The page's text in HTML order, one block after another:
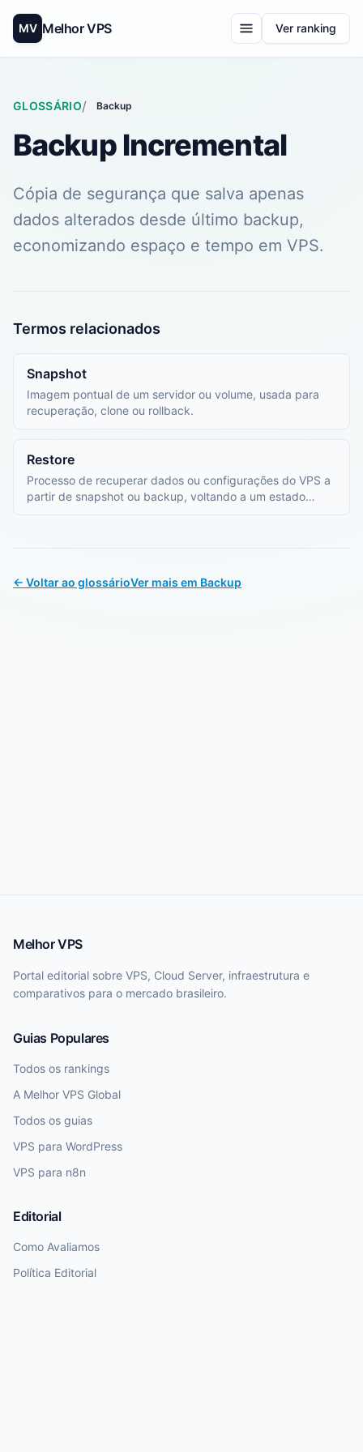
MV Melhor VPS Ver ranking
GLOSSÁRIO/ Backup
Backup Incremental
Cópia de segurança que salva apenas
dados alterados desde último backup,
economizando espaço e tempo em VPS.
Termos relacionados
Snapshot
Imagem pontual de um servidor ou volume, usada para
recuperação, clone ou rollback.
Restore
Processo de recuperar dados ou configurações do VPS a
partir de snapshot ou backup, voltando a um estado
← Voltar ao glossárioVer mais em Backup
Melhor VPS
Portal editorial sobre VPS, Cloud Server, infraestrutura e
comparativos para o mercado brasileiro.
Guias Populares
Todos os rankings
A Melhor VPS Global
Todos os guias
VPS para WordPress
VPS para n8n
Editorial
Como Avaliamos
Política Editorial